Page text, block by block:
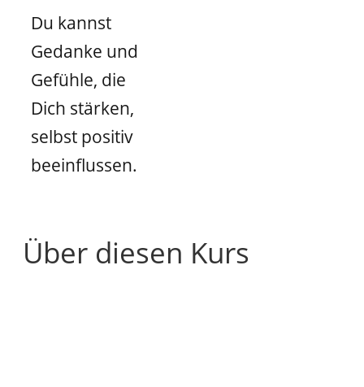
Du kannst
Gedanke und
Gefühle, die
Dich stärken,
selbst positiv
beeinflussen.
Über diesen Kurs